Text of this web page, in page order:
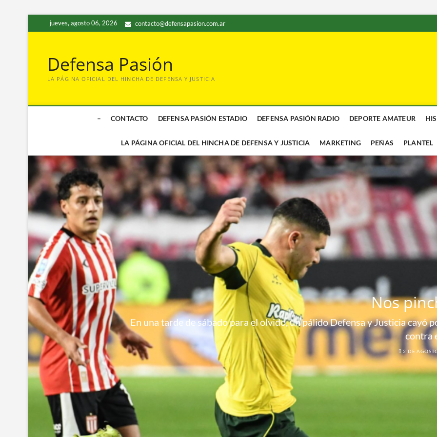
al
jueves, agosto 06, 2026 contacto@defensapasion.com.ar
Defensa Pasión
LA PÁGINA OFICIAL DEL HINCHA DE DEFENSA Y JUSTICIA
– CONTACTO DEFENSA PASIÓN ESTADIO DEFENSA PASIÓN RADIO DEPORTE AMATEUR
LA PÁGINA OFICIAL DEL HINCHA DE DEFENSA Y JUSTICIA MARKETING PEÑAS PLANTEL
Nos
En una tarde de sábado para el olvido, un pálido Defensa y Justicia cayó
contra
2 DE